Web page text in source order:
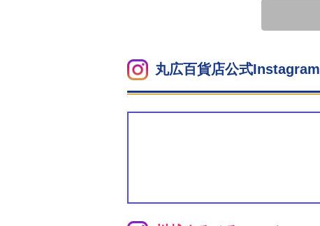
丸広百貨店公式Instagram